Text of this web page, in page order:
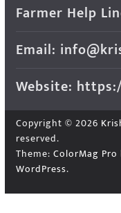
Farmer Help
Email:
Website:
Copyright © 2026
reserved.
Theme: ColorMag Pro
WordPress.